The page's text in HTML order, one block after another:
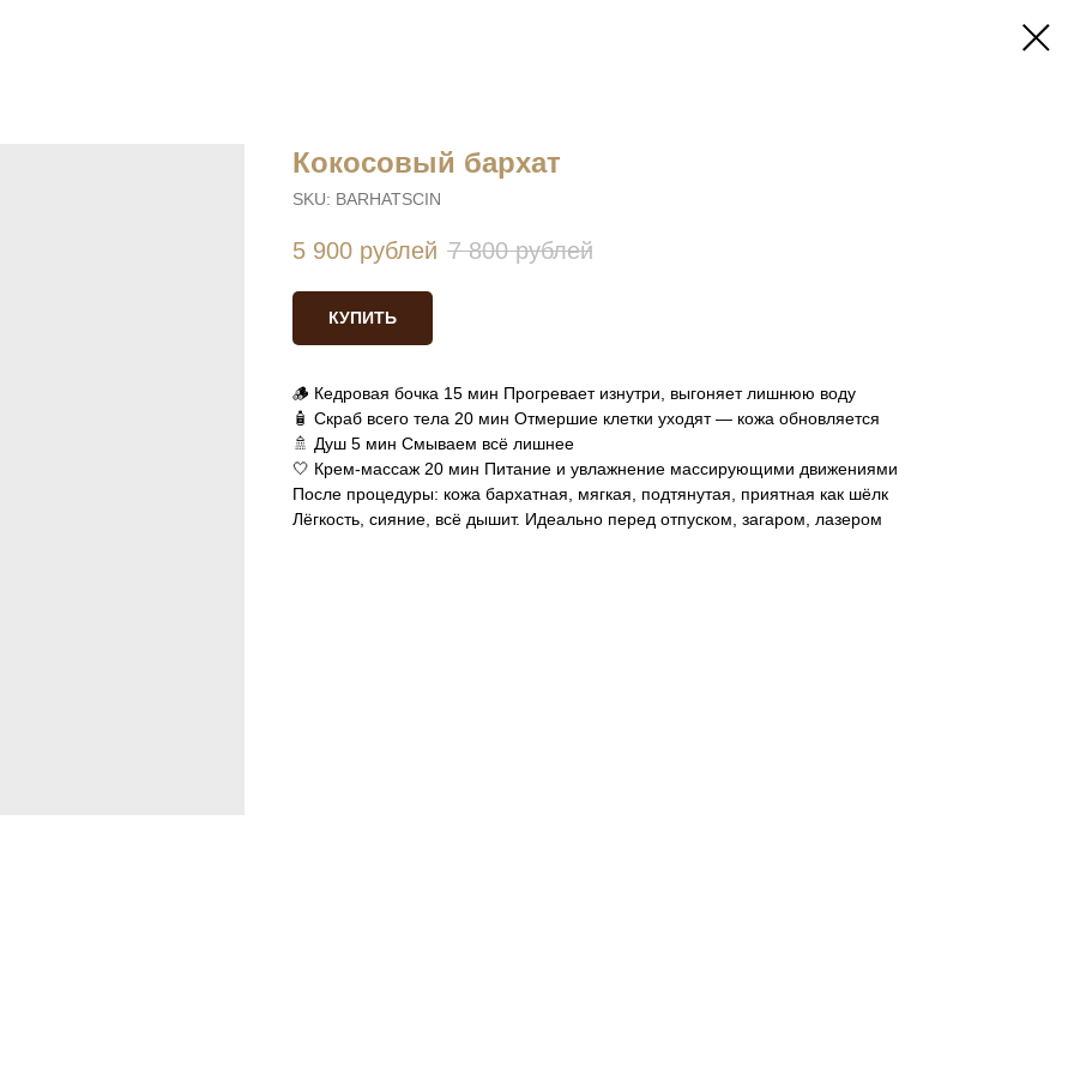
Кокосовый бархат
SKU: BARHATSCIN
5 900 рублей 7 800 рублей
КУПИТЬ
🪵 Кедровая бочка 15 мин Прогревает изнутри, выгоняет лишнюю воду
🧴 Скраб всего тела 20 мин Отмершие клетки уходят — кожа обновляется
🚿 Душ 5 мин Смываем всё лишнее
🤍 Крем-массаж 20 мин Питание и увлажнение массирующими движениями
После процедуры: кожа бархатная, мягкая, подтянутая, приятная как шёлк
Лёгкость, сияние, всё дышит. Идеально перед отпуском, загаром, лазером